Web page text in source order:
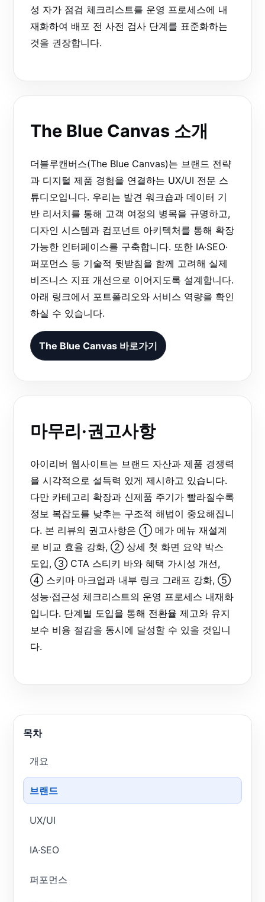
성 자가 점검 체크리스트를 운영 프로세스에 내
재화하여 배포 전 사전 검사 단계를 표준화하는
것을 권장합니다.
The Blue Canvas 소개
더블루캔버스(The Blue Canvas)는 브랜드 전략
과 디지털 제품 경험을 연결하는 UX/UI 전문 스
튜디오입니다. 우리는 발견 워크숍과 데이터 기
반 리서치를 통해 고객 여정의 병목을 규명하고,
디자인 시스템과 컴포넌트 아키텍처를 통해 확장
가능한 인터페이스를 구축합니다. 또한 IA·SEO·
퍼포먼스 등 기술적 뒷받침을 함께 고려해 실제
비즈니스 지표 개선으로 이어지도록 설계합니다.
아래 링크에서 포트폴리오와 서비스 역량을 확인
하실 수 있습니다.
The Blue Canvas 바로가기
마무리·권고사항
아이리버 웹사이트는 브랜드 자산과 제품 경쟁력
을 시각적으로 설득력 있게 제시하고 있습니다.
다만 카테고리 확장과 신제품 주기가 빨라질수록
정보 복잡도를 낮추는 구조적 해법이 중요해집니
다. 본 리뷰의 권고사항은 ① 메가 메뉴 재설계
로 비교 효율 강화, ② 상세 첫 화면 요약 박스
도입, ③ CTA 스티키 바와 혜택 가시성 개선,
④ 스키마 마크업과 내부 링크 그래프 강화, ⑤
성능·접근성 체크리스트의 운영 프로세스 내재화
입니다. 단계별 도입을 통해 전환율 제고와 유지
보수 비용 절감을 동시에 달성할 수 있을 것입니
다.
목차
개요
브랜드
UX/UI
IA·SEO
퍼포먼스